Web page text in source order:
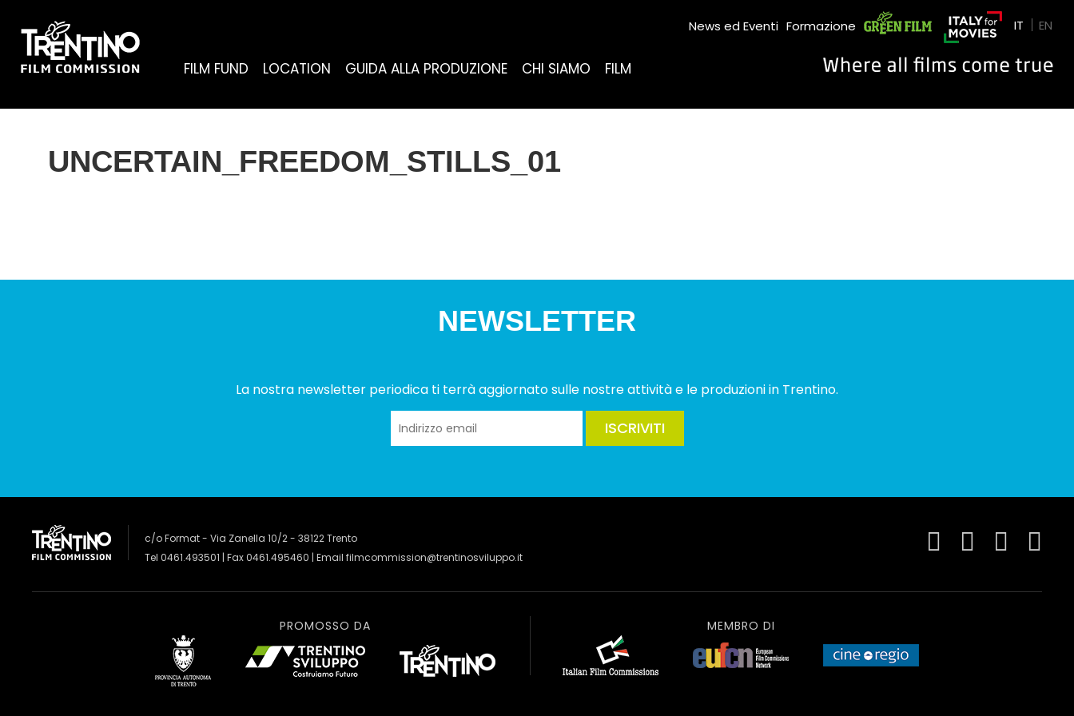
FILM FUND LOCATION GUIDA ALLA PRODUZIONE CHI SIAMO FILM
News ed Eventi Formazione Green Film IT EN
UNCERTAIN_FREEDOM_STILLS_01
NEWSLETTER
La nostra newsletter periodica ti terrà aggiornato sulle nostre attività e le produzioni in Trentino.
ISCRIVITI
c/o Format - Via Zanella 10/2 - 38122 Trento
Tel 0461.493501 | Fax 0461.495460 | Email filmcommission@trentinosviluppo.it
PROMOSSO DA MEMBRO DI